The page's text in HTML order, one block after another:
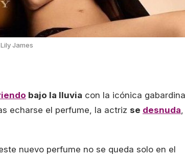
James
bajo la lluvia con la icónica gabardina
echarse el perfume, la actriz se desnuda,
nuevo perfume no se queda solo en el